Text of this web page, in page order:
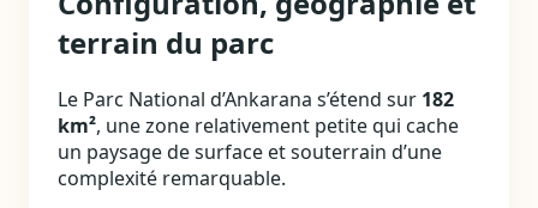
terrain du parc
Le Parc National d’Ankarana s’étend sur 182
km², une zone relativement petite qui cache
un paysage de surface et souterrain d’une
complexité remarquable.